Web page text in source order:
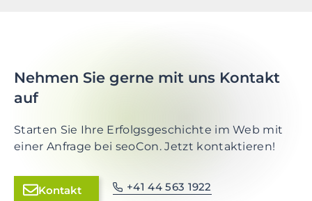
Nehmen Sie gerne mit uns Kontakt
auf
Starten Sie Ihre Erfolgsgeschichte im Web mit
einer Anfrage bei seoCon. Jetzt kontaktieren!
Kontakt +41 44 563 1922